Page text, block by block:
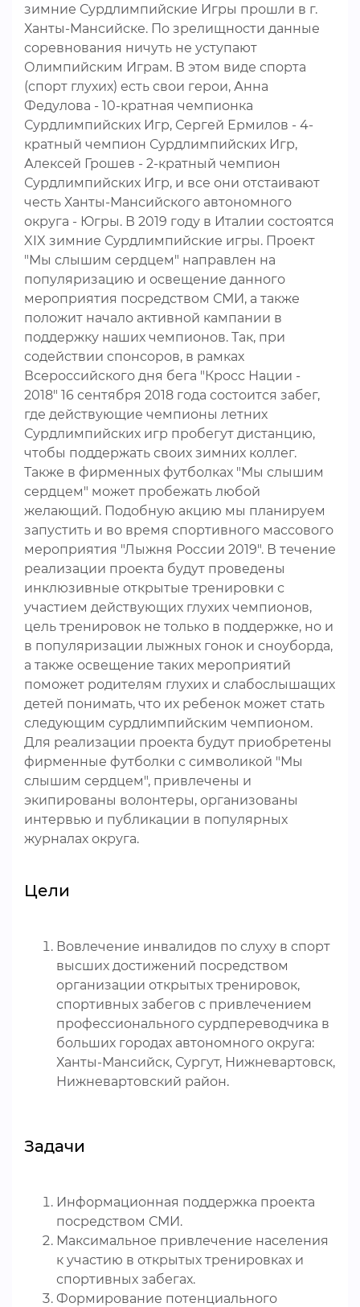
зимние Сурдлимпийские Игры прошли в г.
Ханты-Мансийске. По зрелищности данные
соревнования ничуть не уступают
Олимпийским Играм. В этом виде спорта
(спорт глухих) есть свои герои, Анна
Федулова - 10-кратная чемпионка
Сурдлимпийских Игр, Сергей Ермилов - 4-
кратный чемпион Сурдлимпийских Игр,
Алексей Грошев - 2-кратный чемпион
Сурдлимпийских Игр, и все они отстаивают
честь Ханты-Мансийского автономного
округа - Югры. В 2019 году в Италии состоятся
XIX зимние Сурдлимпийские игры. Проект
"Мы слышим сердцем" направлен на
популяризацию и освещение данного
мероприятия посредством СМИ, а также
положит начало активной кампании в
поддержку наших чемпионов. Так, при
содействии спонсоров, в рамках
Всероссийского дня бега "Кросс Нации -
2018" 16 сентября 2018 года состоится забег,
где действующие чемпионы летних
Сурдлимпийских игр пробегут дистанцию,
чтобы поддержать своих зимних коллег.
Также в фирменных футболках "Мы слышим
сердцем" может пробежать любой
желающий. Подобную акцию мы планируем
запустить и во время спортивного массового
мероприятия "Лыжня России 2019". В течение
реализации проекта будут проведены
инклюзивные открытые тренировки с
участием действующих глухих чемпионов,
цель тренировок не только в поддержке, но и
в популяризации лыжных гонок и сноуборда,
а также освещение таких мероприятий
поможет родителям глухих и слабослышащих
детей понимать, что их ребенок может стать
следующим сурдлимпийским чемпионом.
Для реализации проекта будут приобретены
фирменные футболки с символикой "Мы
слышим сердцем", привлечены и
экипированы волонтеры, организованы
интервью и публикации в популярных
журналах округа.
Цели
Вовлечение инвалидов по слуху в спорт
высших достижений посредством
организации открытых тренировок,
спортивных забегов с привлечением
профессионального сурдпереводчика в
больших городах автономного округа:
Ханты-Мансийск, Сургут, Нижневартовск,
Нижневартовский район.
Задачи
Информационная поддержка проекта
посредством СМИ.
Максимальное привлечение населения
к участию в открытых тренировках и
спортивных забегах.
Формирование потенциального